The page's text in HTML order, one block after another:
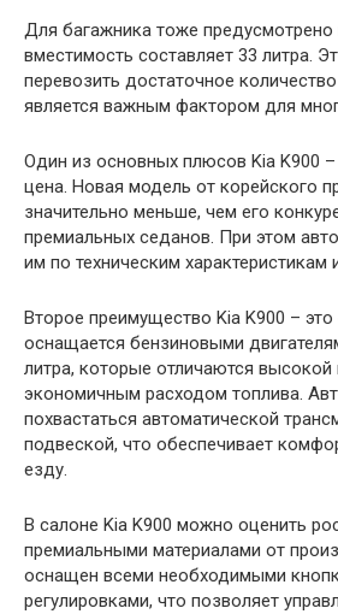
Для багажника тоже предусмотрено
вместимость составляет 33 литра.
перевозить достаточное
является важным фактором для
Один из основных плюсов Kia K900 –
цена. Новая модель от корейского
значительно меньше, чем его
премиальных седанов. При этом
им по техническим характеристикам
Второе преимущество Kia K900 –
оснащается бензиновыми
литра, которые отличаются
экономичным расходом топлива.
похвастаться автоматической
подвеской, что обеспечивает
езду.
В салоне Kia K900 можно оценить
премиальными материалами от
оснащен всеми необходимыми
регулировками, что позволяет